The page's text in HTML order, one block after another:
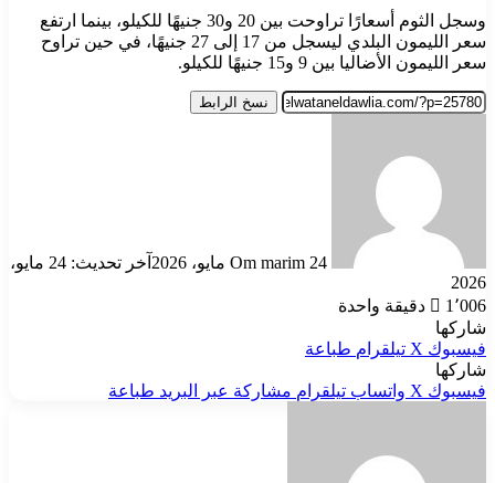
وسجل الثوم أسعارًا تراوحت بين 20 و30 جنيهًا للكيلو، بينما ارتفع
سعر الليمون البلدي ليسجل من 17 إلى 27 جنيهًا، في حين تراوح
سعر الليمون الأضاليا بين 9 و15 جنيهًا للكيلو.
نسخ الرابط
Om marim 24 مايو، 2026
آخر تحديث: 24 مايو،
2026
1٬006
دقيقة واحدة
شاركها
فيسبوك ‫X تيلقرام طباعة
شاركها
فيسبوك ‫X واتساب تيلقرام مشاركة عبر البريد طباعة